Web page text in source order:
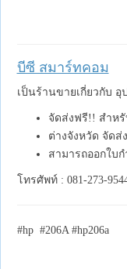
บีซี สมาร์ทคอม
เป็นร้านขายเกี่ยวกับ
จัดส่งฟรี!! สำห
ต่างจังหวัด จัดส่
สามารถออกใบ
โทรศัพท์ : 081-273-
#hp #206A #hp206a